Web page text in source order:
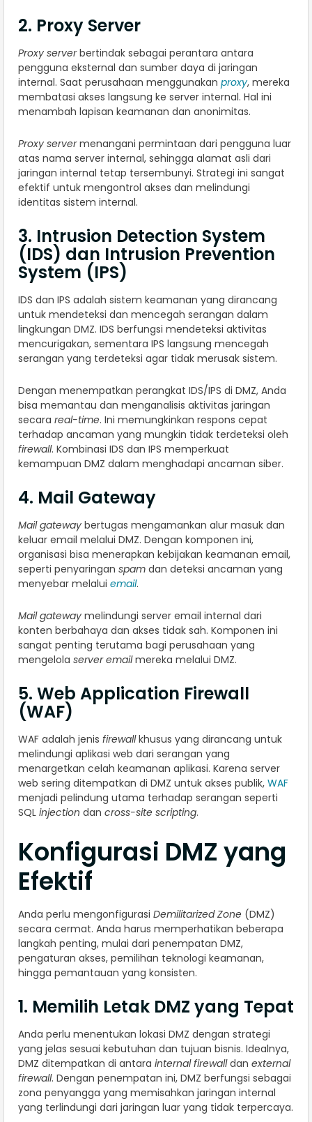
2. Proxy Server
Proxy serverbertindak sebagai perantara antara
pengguna eksternal dan sumber daya di jaringan
internal. Saat perusahaan menggunakan proxy, mereka
membatasi akses langsung ke server internal. Hal ini
menambah lapisan keamanan dan anonimitas.
Proxy servermenangani permintaan dari pengguna luar
atas nama server internal, sehingga alamat asli dari
jaringan internal tetap tersembunyi. Strategi ini sangat
efektif untuk mengontrol akses dan melindungi
identitas sistem internal.
3. Intrusion Detection System
(IDS) dan Intrusion Prevention
System (IPS)
IDS dan IPS adalah sistem keamanan yang dirancang
untuk mendeteksi dan mencegah serangan dalam
lingkungan DMZ. IDS berfungsi mendeteksi aktivitas
mencurigakan, sementara IPS langsung mencegah
serangan yang terdeteksi agar tidak merusak sistem.
Dengan menempatkan perangkat IDS/IPS di DMZ, Anda
bisa memantau dan menganalisis aktivitas jaringan
secara real-time. Ini memungkinkan respons cepat
terhadap ancaman yang mungkin tidak terdeteksi oleh
firewall. Kombinasi IDS dan IPS memperkuat
kemampuan DMZ dalam menghadapi ancaman siber.
4. Mail Gateway
Mail gateway bertugas mengamankan alur masuk dan
keluar email melalui DMZ. Dengan komponen ini,
organisasi bisa menerapkan kebijakan keamanan email,
seperti penyaringan spam dan deteksi ancaman yang
menyebar melalui email.
Mail gateway melindungi server email internal dari
konten berbahaya dan akses tidak sah. Komponen ini
sangat penting terutama bagi perusahaan yang
mengelola server emailmereka melalui DMZ.
5. Web Application Firewall
(WAF)
WAF adalah jenis firewallkhusus yang dirancang untuk
melindungi aplikasi web dari serangan yang
menargetkan celah keamanan aplikasi. Karena server
web sering ditempatkan di DMZ untuk akses publik, WAF
menjadi pelindung utama terhadap serangan seperti
SQL injection dan cross-site scripting.
Konfigurasi DMZ yang
Efektif
Anda perlu mengonfigurasi Demilitarized Zone (DMZ)
secara cermat. Anda harus memperhatikan beberapa
langkah penting, mulai dari penempatan DMZ,
pengaturan akses, pemilihan teknologi keamanan,
hingga pemantauan yang konsisten.
1. Memilih Letak DMZ yang Tepat
Anda perlu menentukan lokasi DMZ dengan strategi
yang jelas sesuai kebutuhan dan tujuan bisnis. Idealnya,
DMZ ditempatkan di antara internal firewalldan external
firewall. Dengan penempatan ini, DMZ berfungsi sebagai
zona penyangga yang memisahkan jaringan internal
yang terlindungi dari jaringan luar yang tidak terpercaya.